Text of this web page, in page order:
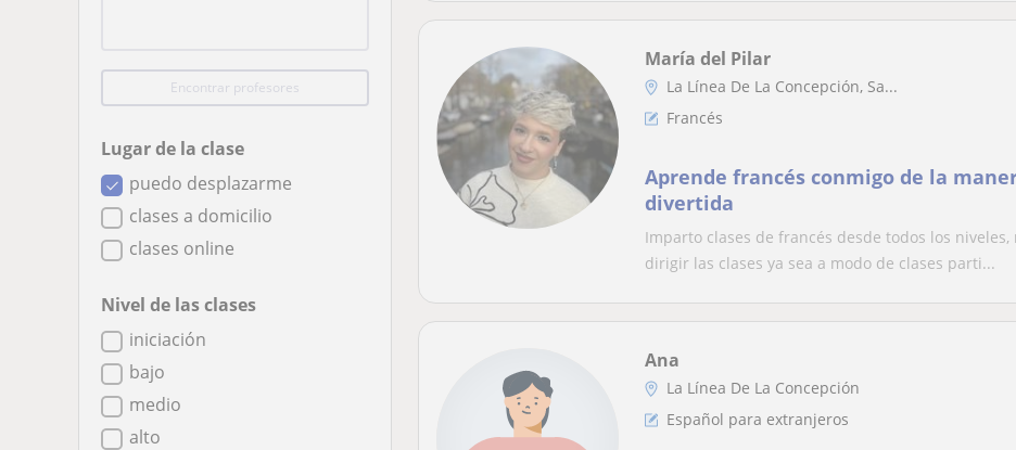
Encontrar profesores
Lugar de la clase
puedo desplazarme
clases a domicilio
clases online
Nivel de las clases
iniciación
bajo
medio
alto
María del Pilar
La Línea De La Concepción, Sa...
Francés
Aprende francés conmigo de la
divertida
Imparto clases de francés desde todos los
dirigir las clases ya sea a modo de clases parti...
Ana
La Línea De La Concepción
Español para extranjeros